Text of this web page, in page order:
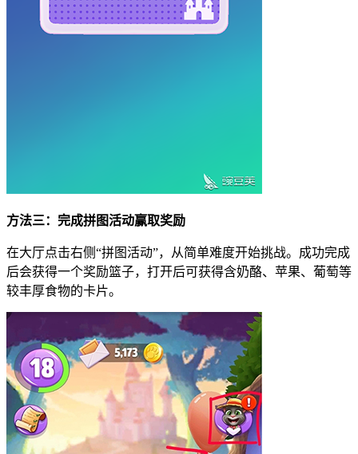
方法三：完成拼图活动赢取奖励
在大厅点击右侧“拼图活动”，从简单难度开始挑战。成功完成
后会获得一个奖励篮子，打开后可获得含奶酪、苹果、葡萄等
较丰厚食物的卡片。